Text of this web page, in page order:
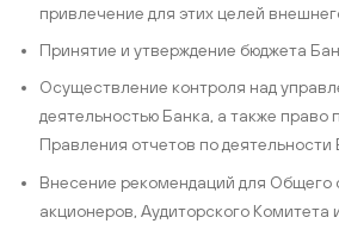
привлечение для этих целей
Принятие и утверждение бюджета
Осуществление контроля над
деятельностью Банка, а также право
Правления отчетов по деятельности
Внесение рекомендаций для Общего
акционеров, Аудиторского Комитета